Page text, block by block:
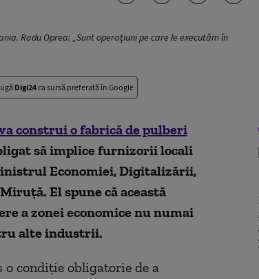
Radu Oprea: „Sunt operaţiuni pe care le executăm în
Digi24ca sursă preferată în Google
construi o fabrică de pulberi
să implice furnizorii locali
Economiei, Digitalizării,
El spune că această
a zonei economice nu numai
alte industrii.
o condiţie obligatorie de a